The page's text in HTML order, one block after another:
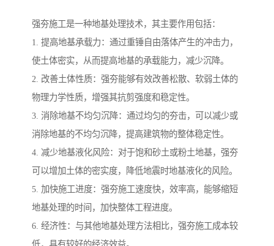
强夯施工是一种地基处理技术，其主要作用包括：
1. 提高地基承载力：通过重锤自由落体产生的冲击力，
使土体密实，从而提高地基的承载能力，减少沉降。
2. 改善土体性质：强夯能够有效改善松散、软弱土体的
物理力学性质，增强其抗剪强度和稳定性。
3. 消除地基不均匀沉降：通过均匀的夯击，可以减少或
消除地基的不均匀沉降，提高建筑物的整体稳定性。
4. 减少地基液化风险：对于饱和砂土或粉土地基，强夯
可以增加土体的密实度，降低地震时地基液化的风险。
5. 加快施工进度：强夯施工速度快，效率高，能够缩短
地基处理的时间，加快整体工程进度。
6. 经济性：与其他地基处理方法相比，强夯施工成本较